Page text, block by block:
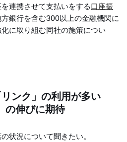
連携させて支払いをする口座振
銀行を含む300以上の金融機関に
に取り組む同社の施策につい
ンク」の利用が多い
の伸びに期待
況について聞きたい。